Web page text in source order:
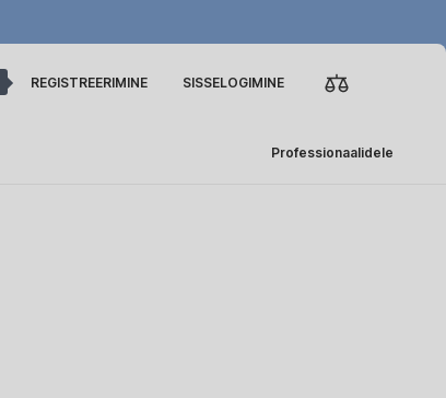
REGISTREERIMINE SISSELOGIMINE
Professionaalidele